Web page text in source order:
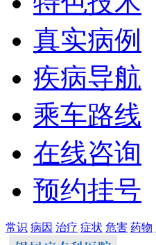
真实病例
疾病导航
乘车路线
在线咨询
预约挂号
常识 病因 治疗 症状 危害 药物